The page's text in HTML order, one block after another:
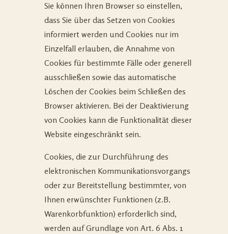
Sie können Ihren Browser so einstellen,
dass Sie über das Setzen von Cookies
informiert werden und Cookies nur im
Einzelfall erlauben, die Annahme von
Cookies für bestimmte Fälle oder generell
ausschließen sowie das automatische
Löschen der Cookies beim Schließen des
Browser aktivieren. Bei der Deaktivierung
von Cookies kann die Funktionalität dieser
Website eingeschränkt sein.
Cookies, die zur Durchführung des
elektronischen Kommunikationsvorgangs
oder zur Bereitstellung bestimmter, von
Ihnen erwünschter Funktionen (z.B.
Warenkorbfunktion) erforderlich sind,
werden auf Grundlage von Art. 6 Abs. 1